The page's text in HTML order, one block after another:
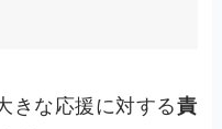
きな応援に対する責